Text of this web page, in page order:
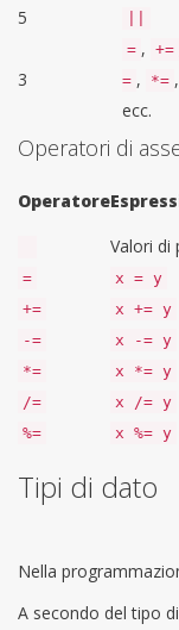
5
3
= , +=
= , *= ,
ecc.
Operatori di
Operatore
Valori di
=
x = y
+= x += y
-= x -= y
*= x *= y
/= x /= y
%= x %= y
Tipi di dato
Nella
A secondo del tipo